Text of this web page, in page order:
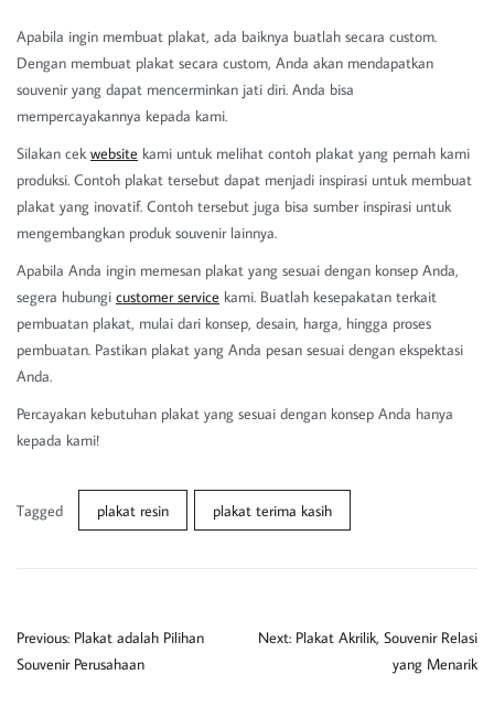
Apabila ingin membuat plakat, ada baiknya buatlah secara custom.
Dengan membuat plakat secara custom, Anda akan mendapatkan
souvenir yang dapat mencerminkan jati diri. Anda bisa
mempercayakannya kepada kami.
Silakan cek website kami untuk melihat contoh plakat yang pernah kami
produksi. Contoh plakat tersebut dapat menjadi inspirasi untuk membuat
plakat yang inovatif. Contoh tersebut juga bisa sumber inspirasi untuk
mengembangkan produk souvenir lainnya.
Apabila Anda ingin memesan plakat yang sesuai dengan konsep Anda,
segera hubungi customer service kami. Buatlah kesepakatan terkait
pembuatan plakat, mulai dari konsep, desain, harga, hingga proses
pembuatan. Pastikan plakat yang Anda pesan sesuai dengan ekspektasi
Anda.
Percayakan kebutuhan plakat yang sesuai dengan konsep Anda hanya
kepada kami!
Tagged plakat resin plakat terima kasih
Previous: Plakat adalah Pilihan
Souvenir Perusahaan
Next: Plakat Akrilik, Souvenir Relasi
yang Menarik